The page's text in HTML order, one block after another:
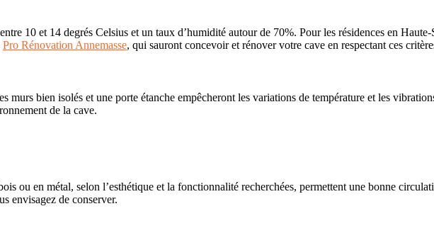
10 et 14 degrés Celsius et un taux d’humidité autour de 70%. Pour les résidences en
Pro Rénovation Annemasse, qui sauront concevoir et rénover votre cave en respectant ces
murs bien isolés et une porte étanche empêcheront les variations de température et les
de la cave.
ou en métal, selon l’esthétique et la fonctionnalité recherchées, permettent une bonne
envisagez de conserver.